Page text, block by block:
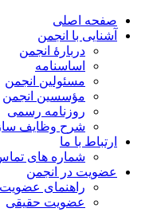
صفحه اصلی
آشنایی با انجمن
دربارۀ انجمن
اساسنامه
مسئولین انجمن
مؤسسین انجمن
روزنامه رسمی
شرح وظایف
ارتباط با ما
شماره های
عضویت در انجمن
راهنمای عضویت
عضویت حقیقی